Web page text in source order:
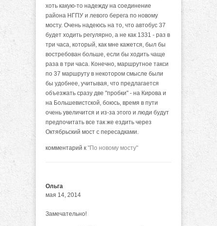
хоть какую-то надежду на соединение
района НГПУ и левого берега по новому
мосту. Очень надеюсь на то, что автобус 37
будет ходить регулярно, а не как 1331 - раз в
три часа, который, как мне кажется, был бы
востребован больше, если бы ходить чаще
раза в три часа. Конечно, маршрутное такси
по 37 маршруту в некотором смысле были
бы удобнее, учитывая, что предлагается
объезжать сразу две "пробки" - на Кирова и
на Большевистской, боюсь, время в пути
очень увеличится и из-за этого и люди будут
предпочитать все так же ездить через
Октябрьский мост с пересадками.
комментарий к "По новому мосту"
Ольга
мая 14, 2014
Замечательно!